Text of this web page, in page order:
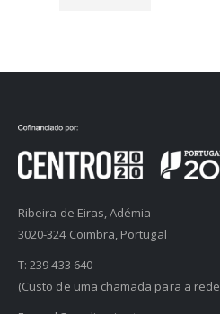
Ribeira de Eiras, Adémia
3020-324 Coimbra, Portugal
T:239 433 640
(Custo de uma chamada para a